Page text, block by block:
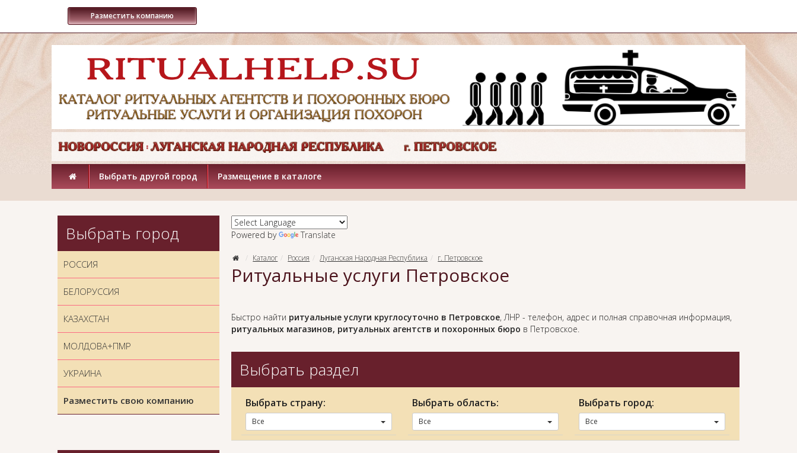
Разместить компанию
Выбрать другой город Размещение в каталоге
Powered by Translate
Каталог Россия Луганская Народная Республика г. Петровское
Ритуальные услуги Петровское
Быстро найти ритуальные услуги круглосуточно в Петровское, ЛНР - телефон, адрес и полная справочная информация,
ритуальных магазинов, ритуальных агентств и похоронных бюро в Петровское.
Выбрать раздел
Выбрать страну:
Все
Выбрать область:
Все
Выбрать город:
Все
Выбрать город
РОССИЯ
БЕЛОРУССИЯ
КАЗАХСТАН
МОЛДОВА+ПМР
УКРАИНА
Разместить свою компанию